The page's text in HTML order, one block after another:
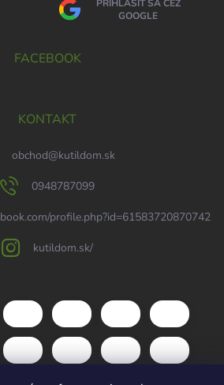
PRIHLÁSIŤ SA CEZ
GOOGLE
FACEBOOK
KONTAKT
obchod@kutildom.sk
0948787099
profile.php?id=61583720870742
kutildom.sk/